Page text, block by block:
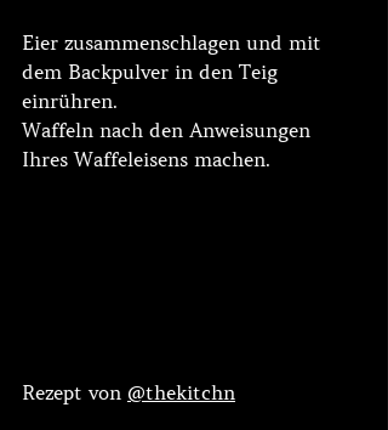
Eier zusammenschlagen und mit
dem Backpulver in den Teig
einrühren.
Waffeln nach den Anweisungen
Ihres Waffeleisens machen.
Rezept von @thekitchn